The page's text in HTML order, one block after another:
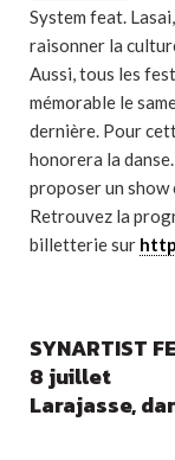
System feat. Lasai,
raisonner la
Aussi, tous les
mémorable le
dernière. Pour
honorera la
proposer un show
Retrouvez la
billetterie sur
SYNARTIST
8 juillet
Larajasse,